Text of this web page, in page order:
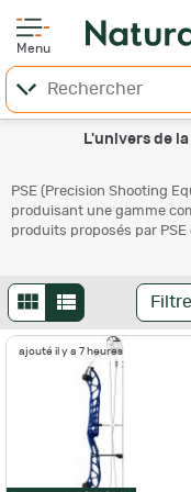
Menu
L'univers de
PSE (Precision Shooting
produisant une gamme
produits proposés par
technologie. Pete Shepley
retrouvez une sélection de
besoins.
Tout savoir sur la
Shooting
Precision Shooting
d'équipements de tir à
américaine de fournitures
, des arcs ainsi
siège social se trouve en
ajouté il y a 7 heures